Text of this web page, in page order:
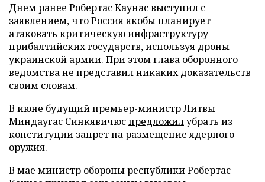
Днем ранее Робертас Каунас выступил с
заявлением, что Россия якобы планирует
атаковать критическую инфраструктуру
прибалтийских государств, используя дроны
украинской армии. При этом глава оборонного
ведомства не представил никаких доказательств
своим словам.
В июне будущий премьер-министр Литвы
Миндаугас Синкявичюспредложилубрать из
конституции запрет на размещение ядерного
оружия.
В мае министр обороны республики Робертас